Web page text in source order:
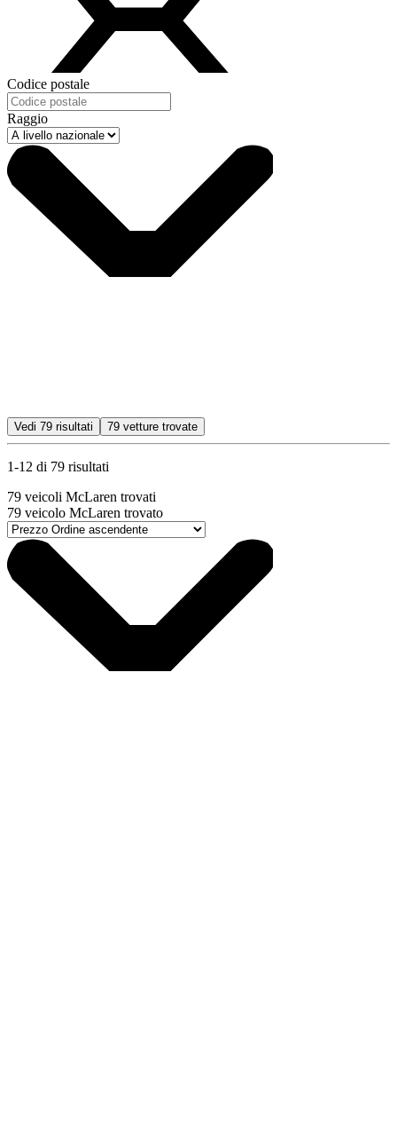
Codice postale
Raggio
Vedi 79 risultati 79 vetture trovate
1-12 di 79 risultati
79 veicoli McLaren trovati
79 veicolo McLaren trovato